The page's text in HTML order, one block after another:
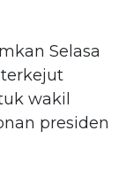
Selasa
terkejut
wakil
presiden